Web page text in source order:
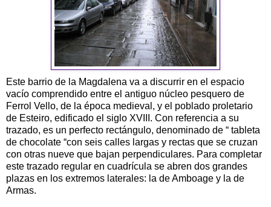
Este barrio de la Magdalena va a discurrir en el espacio
vacío comprendido entre el antiguo núcleo pesquero de
Ferrol Vello, de la época medieval, y el poblado proletario
de Esteiro, edificado el siglo XVIII. Con referencia a su
trazado, es un perfecto rectángulo, denominado de “ tableta
de chocolate “con seis calles largas y rectas que se cruzan
con otras nueve que bajan perpendiculares. Para completar
este trazado regular en cuadrícula se abren dos grandes
plazas en los extremos laterales: la de Amboage y la de
Armas.